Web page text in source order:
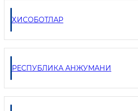
ҲИСОБОТЛАР
РЕСПУБЛИКА АНЖУМАНИ